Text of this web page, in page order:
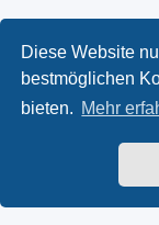
Diese Website
bestmöglichen
bieten. Mehr